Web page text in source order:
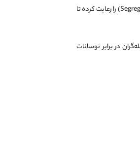
موند اف ایکس با بهره‌گیری از تکنولوژی‌های پیشرفته امنیتی، تفکیک حساب‌های مشتریان از حساب‌های شرکت (Segregated Accounts) را رعایت کرده تا
در برابر نوسانات